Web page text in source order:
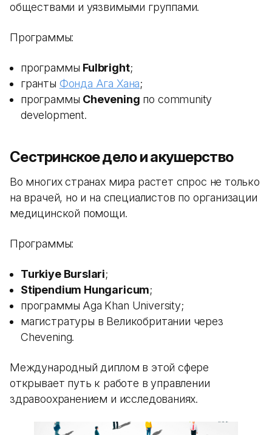
обществами и уязвимыми группами.
Программы:
программы Fulbright;
гранты Фонда Ага Хана;
программы Chevening по community
development.
Сестринское дело и акушерство
Во многих странах мира растет спрос не только
на врачей, но и на специалистов по организации
медицинской помощи.
Программы:
Turkiye Burslari;
Stipendium Hungaricum;
программы Aga Khan University;
магистратуры в Великобритании через
Chevening.
Международный диплом в этой сфере
открывает путь к работе в управлении
здравоохранением и исследованиях.